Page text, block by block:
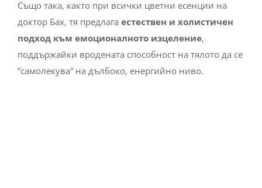
Също така, както при всички цветни есенции на
доктор Бах, тя предлага естествен и холистичен
подход към емоционалното изцеление,
поддържайки вродената способност на тялото да се
“самолекува“ на дълбоко, енергийно ниво.